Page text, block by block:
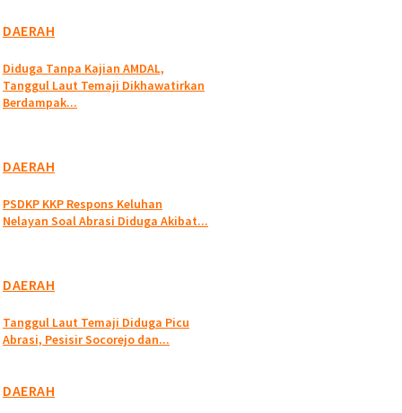
DAERAH
Diduga Tanpa Kajian AMDAL,
Tanggul Laut Temaji Dikhawatirkan
Berdampak...
DAERAH
PSDKP KKP Respons Keluhan
Nelayan Soal Abrasi Diduga Akibat...
DAERAH
Tanggul Laut Temaji Diduga Picu
Abrasi, Pesisir Socorejo dan...
DAERAH